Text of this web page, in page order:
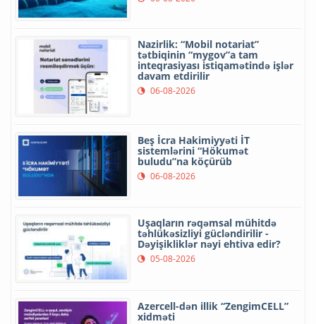
Nazirlik: “Mobil notariat”
tətbiqinin “mygov”a tam
inteqrasiyası istiqamətində işlər
davam etdirilir
06-08-2026
Beş İcra Hakimiyyəti İT
sistemlərini “Hökumət
buludu”na köçürüb
06-08-2026
Uşaqların rəqəmsal mühitdə
təhlükəsizliyi gücləndirilir -
Dəyişikliklər nəyi ehtiva edir?
05-08-2026
Azercell-dən illik “ZengimCELL”
xidməti